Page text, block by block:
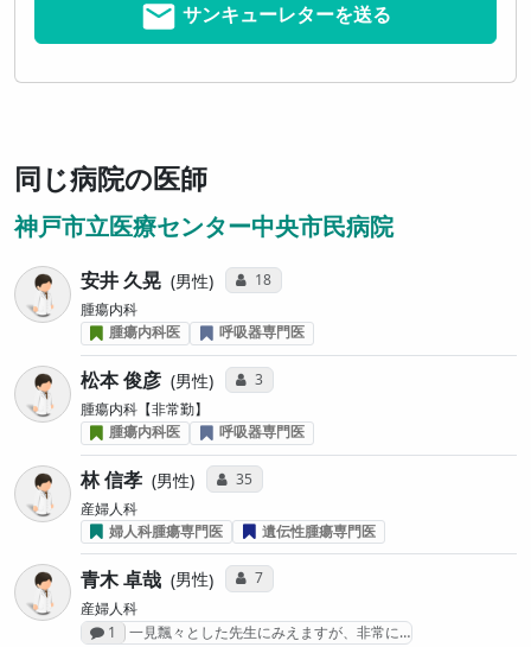
サンキューレターを送る
同じ病院の医師
神戸市立医療センター中央市民病院
安井 久晃 男性 コミュニケーション・タイプ投票数
18
腫瘍内科
腫瘍内科医
呼吸器専門医
松本 俊彦 男性 コミュニケーション・タイプ投票数
3
腫瘍内科【非常勤】
腫瘍内科医
呼吸器専門医
林 信孝 男性 コミュニケーション・タイプ投票数
35
産婦人科
婦人科腫瘍専門医
遺伝性腫瘍専門医
青木 卓哉 男性 コミュニケーション・タイプ投票数
7
産婦人科
感想投稿数
1
一見飄々とした先生にみえますが、非常に…